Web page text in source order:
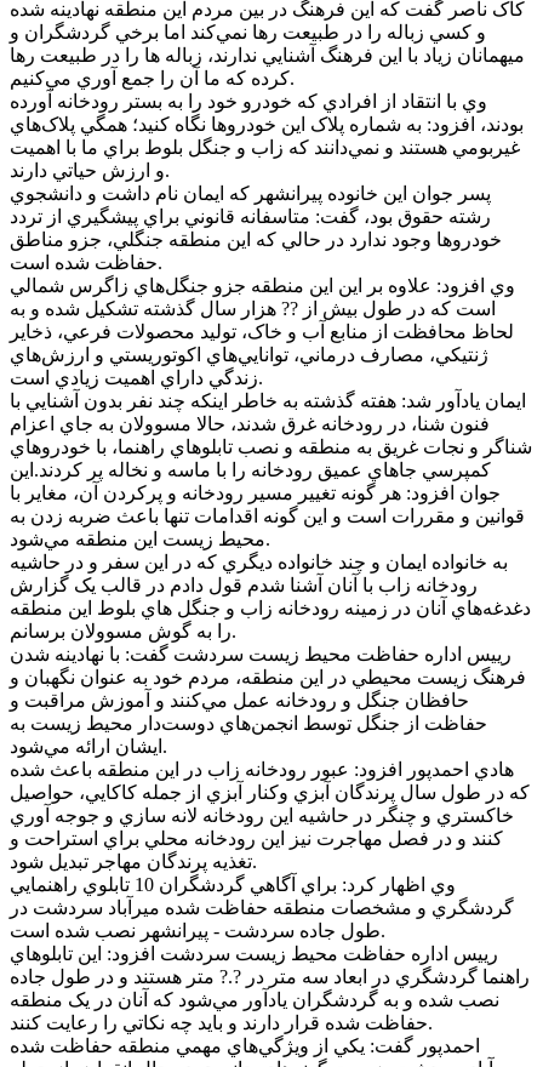
کاک ناصر گفت که اين فرهنگ در بين مردم اين منطقه نهادينه شده
و کسي زباله را در طبيعت رها نمي‌کند اما برخي گردشگران و
ميهمانان زياد با اين فرهنگ آشنايي ندارند، زباله ها را در طبيعت رها
کرده که ما آن را جمع آوري مي‌کنيم.
وي با انتقاد از افرادي که خودرو خود را به بستر رودخانه آورده
بودند، افزود: به شماره پلاک اين خودروها نگاه کنيد؛ همگي پلاک‌هاي
غيربومي هستند و نمي‌دانند که زاب و جنگل بلوط براي ما با اهميت
و ارزش حياتي دارند.
پسر جوان اين خانوده پيرانشهر که ايمان نام داشت و دانشجوي
رشته حقوق بود، گفت: متاسفانه قانوني براي پيشگيري از تردد
خودروها وجود ندارد در حالي که اين منطقه جنگلي، جزو مناطق
حفاظت شده است.
وي افزود: علاوه بر اين اين منطقه جزو جنگل‌هاي زاگرس شمالي
است که در طول بيش از ?? هزار سال گذشته تشکيل شده و به
لحاظ محافظت از منابع آب و خاک، توليد محصولات فرعي، ذخاير
ژنتيکي، مصارف درماني، توانايي‌هاي اکوتوريستي و ارزش‌هاي
زندگي داراي اهميت زيادي است.
ايمان يادآور شد: هفته گذشته به خاطر اينکه چند نفر بدون آشنايي با
فنون شنا، در رودخانه غرق شدند، حالا مسوولان به جاي اعزام
شناگر و نجات غريق به منطقه و نصب تابلوهاي راهنما، با خودروهاي
کمپرسي جاهاي عميق رودخانه را با ماسه و نخاله پر کردند.اين
جوان افزود: هر گونه تغيير مسير رودخانه و پرکردن آن، مغاير با
قوانين و مقررات است و اين گونه اقدامات تنها باعث ضربه زدن به
محيط زيست اين منطقه مي‌شود.
به خانواده ايمان و چند خانواده ديگري که در اين سفر و در حاشيه
رودخانه زاب با آنان آشنا شدم قول دادم در قالب يک گزارش
دغدغه‌هاي آنان در زمينه رودخانه زاب و جنگل هاي بلوط اين منطقه
را به گوش مسوولان برسانم.
رييس اداره حفاظت محيط زيست سردشت گفت: با نهادينه شدن
فرهنگ زيست محيطي در اين منطقه، مردم خود به عنوان نگهبان و
حافظان جنگل و رودخانه عمل مي‌کنند و آموزش مراقبت و
حفاظت از جنگل توسط انجمن‌هاي دوست‌دار محيط زيست به
ايشان ارائه مي‌شود.
هادي احمدپور افزود: عبور رودخانه زاب در اين منطقه باعث شده
که در طول سال پرندگان آبزي وکنار آبزي از جمله کاکايي، حواصيل
خاکستري و چنگر در حاشيه اين رودخانه لانه سازي و جوجه آوري
کنند و در فصل مهاجرت نيز اين رودخانه محلي براي استراحت و
تغذيه پرندگان مهاجر تبديل شود.
وي اظهار کرد: براي آگاهي گردشگران 10 تابلوي راهنمايي
گردشگري و مشخصات منطقه حفاظت شده ميرآباد سردشت در
طول جاده سردشت - پيرانشهر نصب شده است.
رييس اداره حفاظت محيط زيست سردشت افزود: اين تابلوهاي
راهنما گردشگري در ابعاد سه متر در ?.? متر هستند و در طول جاده
نصب شده و به گردشگران يادآور مي‌شود که آنان در يک منطقه
حفاظت شده قرار دارند و بايد چه نکاتي را رعايت کنند.
احمدپور گفت: يکي از ويژگي‌هاي مهمي منطقه حفاظت شده